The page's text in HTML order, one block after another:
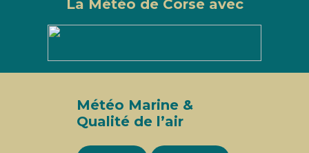
La Météo de Corse avec
Météo Marine &
Qualité de l’air